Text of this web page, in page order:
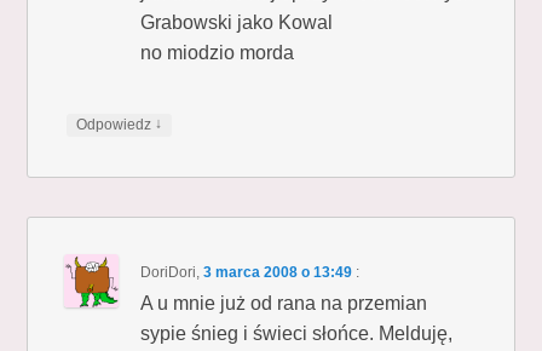
Grabowski jako Kowal
no miodzio morda
Odpowiedz ↓
DoriDori,3 marca 2008 o 13:49 :
A u mnie już od rana na przemian
sypie śnieg i świeci słońce. Melduję,